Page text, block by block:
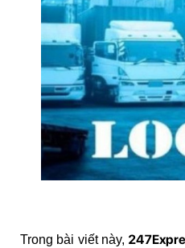
Trong bài viết này,